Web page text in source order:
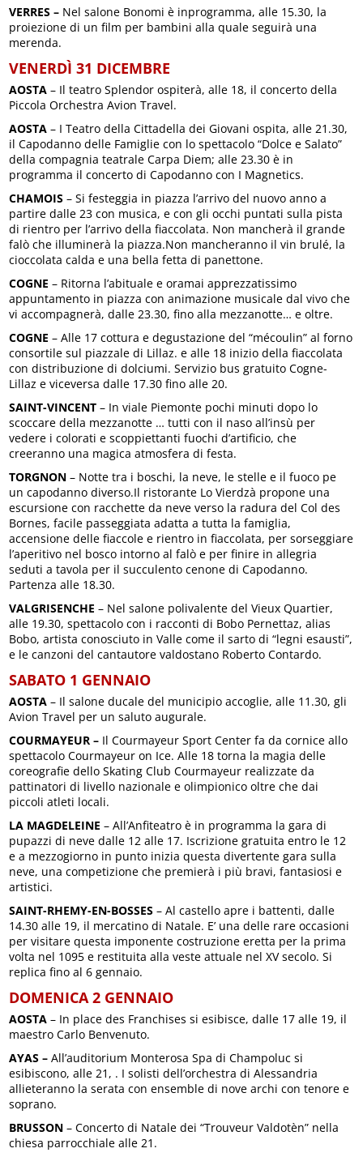
VERRES – Nel salone Bonomi è inprogramma, alle 15.30, la
proiezione di un film per bambini alla quale seguirà una
merenda.
VENERDÌ 31 DICEMBRE
AOSTA – Il teatro Splendor ospiterà, alle 18, il concerto della
Piccola Orchestra Avion Travel.
AOSTA – I Teatro della Cittadella dei Giovani ospita, alle 21.30,
il Capodanno delle Famiglie con lo spettacolo “Dolce e Salato”
della compagnia teatrale Carpa Diem; alle 23.30 è in
programma il concerto di Capodanno con I Magnetics.
CHAMOIS – Si festeggia in piazza l’arrivo del nuovo anno a
partire dalle 23 con musica, e con gli occhi puntati sulla pista
di rientro per l’arrivo della fiaccolata. Non mancherà il grande
falò che illuminerà la piazza.Non mancheranno il vin brulé, la
cioccolata calda e una bella fetta di panettone.
COGNE – Ritorna l’abituale e oramai apprezzatissimo
appuntamento in piazza con animazione musicale dal vivo che
vi accompagnerà, dalle 23.30, fino alla mezzanotte… e oltre.
COGNE – Alle 17 cottura e degustazione del “mécoulin” al forno
consortile sul piazzale di Lillaz. e alle 18 inizio della fiaccolata
con distribuzione di dolciumi. Servizio bus gratuito Cogne-
Lillaz e viceversa dalle 17.30 fino alle 20.
SAINT-VINCENT – In viale Piemonte pochi minuti dopo lo
scoccare della mezzanotte … tutti con il naso all’insù per
vedere i colorati e scoppiettanti fuochi d’artificio, che
creeranno una magica atmosfera di festa.
TORGNON – Notte tra i boschi, la neve, le stelle e il fuoco pe
un capodanno diverso.Il ristorante Lo Vierdzà propone una
escursione con racchette da neve verso la radura del Col des
Bornes, facile passeggiata adatta a tutta la famiglia,
accensione delle fiaccole e rientro in fiaccolata, per sorseggiare
l’aperitivo nel bosco intorno al falò e per finire in allegria
seduti a tavola per il succulento cenone di Capodanno.
Partenza alle 18.30.
VALGRISENCHE – Nel salone polivalente del Vieux Quartier,
alle 19.30, spettacolo con i racconti di Bobo Pernettaz, alias
Bobo, artista conosciuto in Valle come il sarto di “legni esausti”,
e le canzoni del cantautore valdostano Roberto Contardo.
SABATO 1 GENNAIO
AOSTA – Il salone ducale del municipio accoglie, alle 11.30, gli
Avion Travel per un saluto augurale.
COURMAYEUR – Il Courmayeur Sport Center fa da cornice allo
spettacolo Courmayeur on Ice. Alle 18 torna la magia delle
coreografie dello Skating Club Courmayeur realizzate da
pattinatori di livello nazionale e olimpionico oltre che dai
piccoli atleti locali.
LA MAGDELEINE – All’Anfiteatro è in programma la gara di
pupazzi di neve dalle 12 alle 17. Iscrizione gratuita entro le 12
e a mezzogiorno in punto inizia questa divertente gara sulla
neve, una competizione che premierà i più bravi, fantasiosi e
artistici.
SAINT-RHEMY-EN-BOSSES – Al castello apre i battenti, dalle
14.30 alle 19, il mercatino di Natale. E’ una delle rare occasioni
per visitare questa imponente costruzione eretta per la prima
volta nel 1095 e restituita alla veste attuale nel XV secolo. Si
replica fino al 6 gennaio.
DOMENICA 2 GENNAIO
AOSTA – In place des Franchises si esibisce, dalle 17 alle 19, il
maestro Carlo Benvenuto.
AYAS – All’auditorium Monterosa Spa di Champoluc si
esibiscono, alle 21, . I solisti dell’orchestra di Alessandria
allieteranno la serata con ensemble di nove archi con tenore e
soprano.
BRUSSON – Concerto di Natale dei “Trouveur Valdotèn” nella
chiesa parrocchiale alle 21.